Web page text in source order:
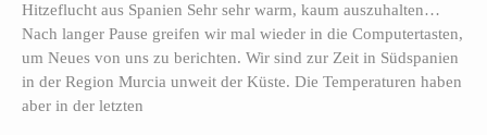
Hitzeflucht aus Spanien Sehr sehr warm, kaum auszuhalten…
Nach langer Pause greifen wir mal wieder in die Computertasten,
um Neues von uns zu berichten. Wir sind zur Zeit in Südspanien
in der Region Murcia unweit der Küste. Die Temperaturen haben
aber in der letzten